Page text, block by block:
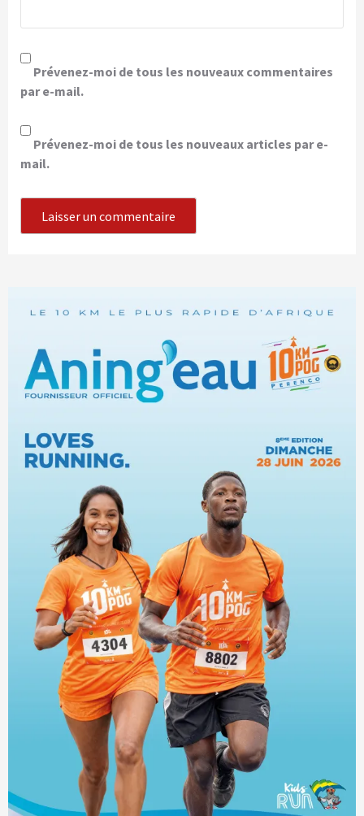
Prévenez-moi de tous les nouveaux commentaires
par e-mail.
Prévenez-moi de tous les nouveaux articles par e-
mail.